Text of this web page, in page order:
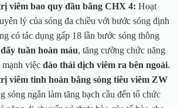
viêm bao quy đầu bằng CHX 4: Hoạt
lý của sóng đa chiều với bước sóng định
có tác dụng gấp 18 lần bước sóng thông
tuần hoàn máu, tăng cường chức năng
việc đào thải dịch viêm ra bên ngoài.
viêm tinh hoàn bằng sóng tiêu viêm ZW
sóng ngắn làm tăng bạch cầu đến tổ chức